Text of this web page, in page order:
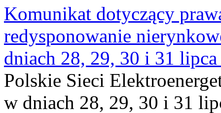
Komunikat dotyczący
redysponowanie
dniach 28, 29, 30 i 31
Polskie Sieci
w dniach 28, 29, 30 i 31